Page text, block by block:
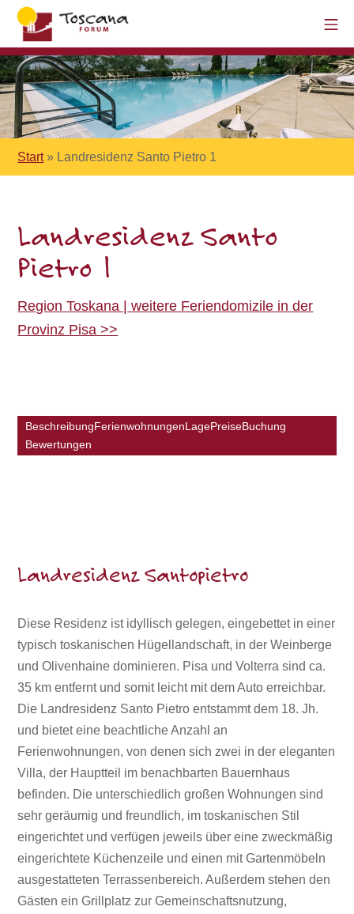
Start» Landresidenz Santo Pietro 1
Landresidenz Santo
Pietro 1
Region Toskana | weitere Feriendomizile in der
Provinz Pisa >>
BeschreibungFerienwohnungenLagePreiseBuchung
Bewertungen
Landresidenz Santopietro
Diese Residenz ist idyllisch gelegen, eingebettet in einer
typisch toskanischen Hügellandschaft, in der Weinberge
und Olivenhaine dominieren. Pisa und Volterra sind ca.
35 km entfernt und somit leicht mit dem Auto erreichbar.
Die Landresidenz Santo Pietro entstammt dem 18. Jh.
und bietet eine beachtliche Anzahl an
Ferienwohnungen, von denen sich zwei in der eleganten
Villa, der Hauptteil im benachbarten Bauernhaus
befinden. Die unterschiedlich großen Wohnungen sind
sehr geräumig und freundlich, im toskanischen Stil
eingerichtet und verfügen jeweils über eine zweckmäßig
eingerichtete Küchenzeile und einen mit Gartenmöbeln
ausgestatteten Terrassenbereich. Außerdem stehen den
Gästen ein Grillplatz zur Gemeinschaftsnutzung,